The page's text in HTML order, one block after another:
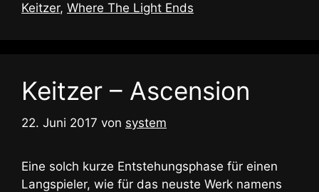
Keitzer, Where The Light Ends
Keitzer – Ascension
22. Juni 2017 von system
Eine solch kurze Entstehungsphase für einen
Langspieler, wie für das neuste Werk namens